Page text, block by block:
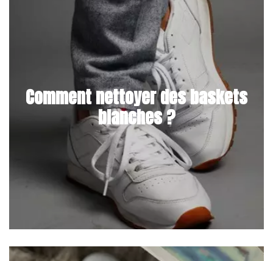
Comment nettoyer des baskets
blanches ?